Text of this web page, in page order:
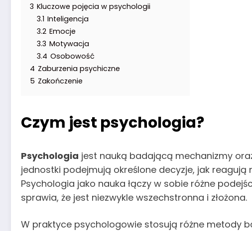
3 Kluczowe pojęcia w psychologii
3.1 Inteligencja
3.2 Emocje
3.3 Motywacja
3.4 Osobowość
4 Zaburzenia psychiczne
5 Zakończenie
Czym jest psychologia?
Psychologia jest nauką badającą mechanizmy
jednostki podejmują określone decyzje, jak
Psychologia jako nauka łączy w sobie różne
sprawia, że jest niezwykle wszechstronna i złożona.
W praktyce psychologowie stosują różne metody